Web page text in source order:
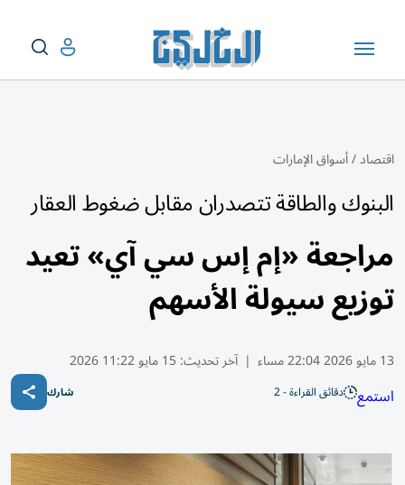
اقتصاد/أسواق الإمارات
البنوك والطاقة تتصدران مقابل ضغوط العقار
مراجعة «إم إس سي آي» تعيد
توزيع سيولة الأسهم
13 مايو 2026 22:04 مساء | آخر تحديث:15 مايو 11:22 2026
استمع دقائق القراءة - 2 شارك